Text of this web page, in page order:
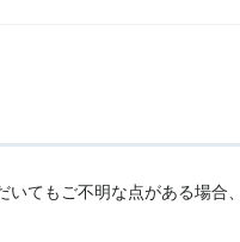
てもご不明な点がある場合